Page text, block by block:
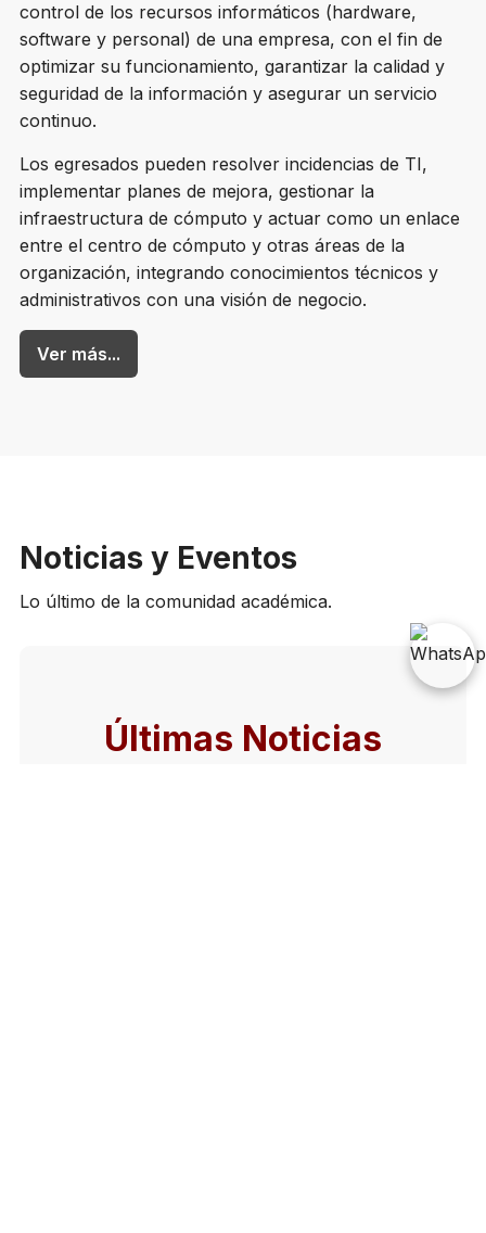
control de los recursos informáticos (hardware,
software y personal) de una empresa, con el fin de
optimizar su funcionamiento, garantizar la calidad y
seguridad de la información y asegurar un servicio
continuo.
Los egresados pueden resolver incidencias de TI,
implementar planes de mejora, gestionar la
infraestructura de cómputo y actuar como un enlace
entre el centro de cómputo y otras áreas de la
organización, integrando conocimientos técnicos y
administrativos con una visión de negocio.
Ver más...
Noticias y Eventos
Lo último de la comunidad académica.